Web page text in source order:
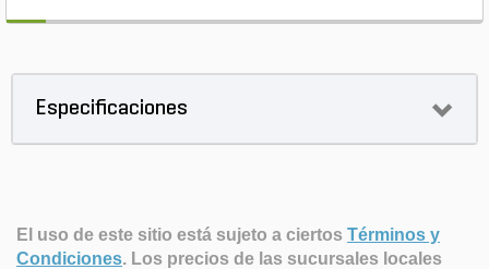
Especificaciones
El uso de este sitio está sujeto a ciertos Términos y
Condiciones. Los precios de las sucursales locales